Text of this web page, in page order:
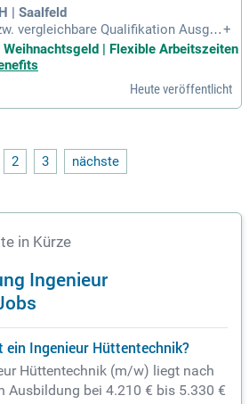
| Saalfeld
vergleichbare Qualifikation Ausgep
und Sozialkompetenz Lösungsorien
hinausschauende Denkansätze A
+
| Flexible Arbeitszeiten
Heute veröffentlicht
2 3 nächste
in Kürze
Ingenieur
ein Ingenieur Hüttentechnik?
Hüttentechnik (m/w) liegt nach
Ausbildung bei 4.210 € bis 5.330 €